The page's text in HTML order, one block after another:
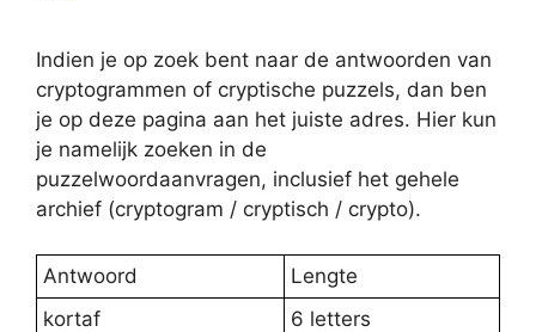
Indien je op zoek bent naar de antwoorden van
cryptogrammen of cryptische puzzels, dan ben
je op deze pagina aan het juiste adres. Hier kun
je namelijk zoeken in de
puzzelwoordaanvragen, inclusief het gehele
archief (cryptogram / cryptisch / crypto).
Antwoord
Lengte
kortaf
6 letters